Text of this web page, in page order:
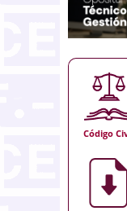
Código